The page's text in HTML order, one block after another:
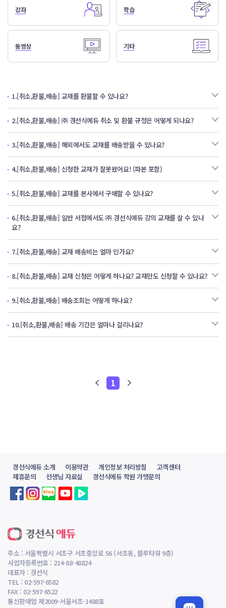
강좌 학습
동영상 기타
1.[취소,환불,배송] 교재를 환불할 수 있나요?
2.[취소,환불,배송] ㈜ 경선식에듀 취소 및 환불 규정은 어떻게 되나요?
3.[취소,환불,배송] 해외에서도 교재를 배송받을 수 있나요?
4.[취소,환불,배송] 신청한 교재가 잘못왔어요! (파본 포함)
5.[취소,환불,배송] 교재를 본사에서 구매할 수 있나요?
6.[취소,환불,배송] 일반 서점에서도 ㈜ 경선식에듀 강의 교재를 살 수 있나
요?
7.[취소,환불,배송] 교재 배송비는 얼마 인가요?
8.[취소,환불,배송] 교재 신청은 어떻게 하나요? 교재만도 신청할 수 있나요?
9.[취소,환불,배송] 배송조회는 어떻게 하나요?
10.[취소,환불,배송] 배송 기간은 얼마나 걸리나요?
1
경선식에듀 소개 이용약관 개인정보 처리방침
고객센터
제휴문의
선생님 자료실 경선식에듀 학원 가맹문의
주소 : 서울특별시 서초구 서초중앙로 56 (서초동, 블루타워 9층)
사업자등록번호 : 214-88-48824
대표자 : 경선식
TEL : 02-597-6582
FAX : 02-597-6522
통신판매업 제2009-서울서초-1488호